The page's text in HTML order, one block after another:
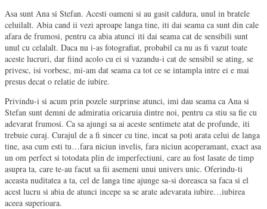
Asa sunt Ana si Stefan. Acesti oameni si au gasit caldura, unul in bratele
celuilalt. Abia cand ii vezi aproape langa tine, iti dai seama ca sunt din cale
afara de frumosi, pentru ca abia atunci iti dai seama cat de sensibili sunt
unul cu celalalt. Daca nu i-as fotografiat, probabil ca nu as fi vazut toate
aceste lucruri, dar fiind acolo cu ei si vazandu-i cat de sensibil se ating, se
privesc, isi vorbesc, mi-am dat seama ca tot ce se intampla intre ei e mai
presus decat o relatie de iubire.
Privindu-i si acum prin pozele surprinse atunci, imi dau seama ca Ana si
Stefan sunt demni de admiratia oricaruia dintre noi, pentru ca stiu sa fie cu
adevarat frumosi. Ca sa ajungi sa ai aceste sentimete atat de profunde, iti
trebuie curaj. Curajul de a fi sincer cu tine, incat sa poti arata celui de langa
tine, asa cum esti tu…fara niciun invelis, fara niciun acoperamant, exact asa
un om perfect si totodata plin de imperfectiuni, care au fost lasate de timp
asupra ta, care te-au facut sa fii asemeni unui univers unic. Oferindu-ti
aceasta nuditatea a ta, cel de langa tine ajunge sa-si doreasca sa faca si el
acest lucru si abia de atunci incepe sa se arate adevarata iubire…iubirea
aceea superioara.